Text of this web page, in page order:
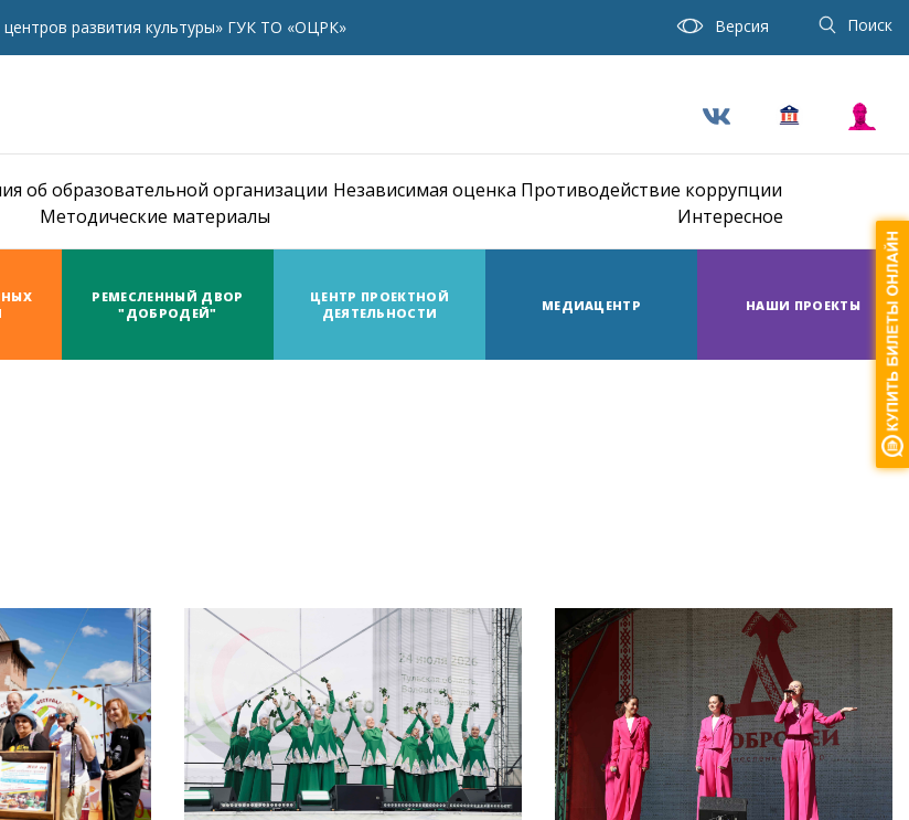
развития культуры» ГУК ТО «ОЦРК» Версия Поиск
об образовательной организации Независимая оценка Противодействие коррупции
Методические материалы Интересное
РЕМЕСЛЕННЫЙ ДВОР
"ДОБРОДЕЙ"
ЦЕНТР ПРОЕКТНОЙ
ДЕЯТЕЛЬНОСТИ
МЕДИАЦЕНТР НАШИ ПРОЕКТЫ